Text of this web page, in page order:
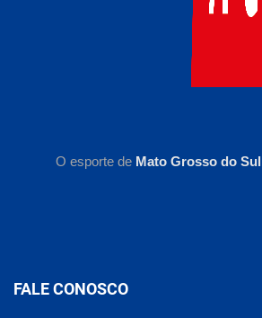
O esporte de Mato Grosso do Sul
FALE CONOSCO